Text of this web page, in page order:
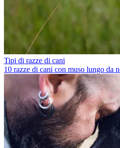
Tipi di razze di cani
10 razze di cani con muso lungo da